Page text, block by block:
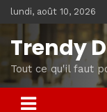
Skip
to
content
lundi, août 10, 2026
Trendy
Tout ce qu'il faut